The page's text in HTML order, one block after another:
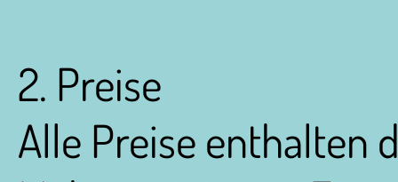
2. Preise
Alle Preise enthalten